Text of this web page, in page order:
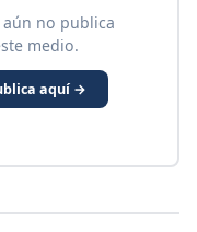
aún no publica
medio.
aquí →